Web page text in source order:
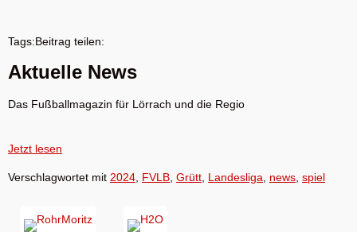
Tags:Beitrag teilen:
Aktuelle News
Das Fußballmagazin für Lörrach und die Regio
Jetzt lesen
Verschlagwortet mit 2024 FVLB Grütt Landesliga news spiel